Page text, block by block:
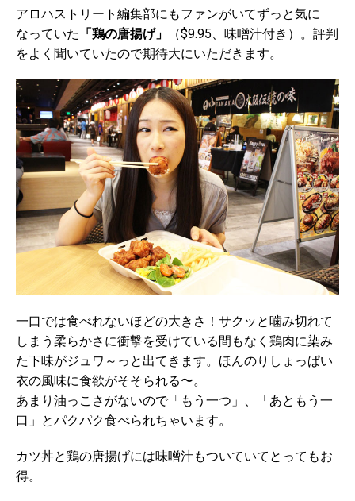
アロハストリート編集部にもファンがいてずっと気に
なっていた 「鶏の唐揚げ」
（$9.95、味噌汁付き）。評判
をよく聞いていたので期待大にいただきます。
一口では食べれないほどの大きさ！サクッと噛み切れて
しまう柔らかさに衝撃を受けている間もなく鶏肉に染み
た下味がジュワ～っと出てきます。ほんのりしょっぱい
衣の風味に食欲がそそられる〜。
あまり油っこさがないので「もう一つ」、「あともう一
口」とパクパク食べられちゃいます。
カツ丼と鶏の唐揚げには味噌汁もついていてとってもお
得。